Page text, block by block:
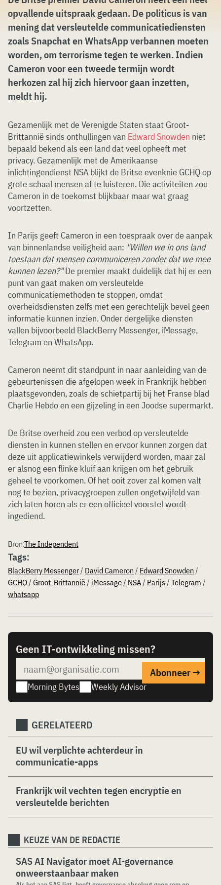
opvallende uitspraak gedaan. De politicus is van
mening dat versleutelde communicatiediensten
zoals Snapchat en WhatsApp verbannen moeten
worden, om terrorisme tegen te werken. Indien
Cameron voor een tweede termijn wordt
herkozen zal hij zich hiervoor gaan inzetten,
meldt hij.
Gezamenlijk met de Verenigde Staten staat Groot-
Brittannië sinds onthullingen van Edward Snowden niet
bepaald bekend als een land dat veel opheeft met
privacy. Gezamenlijk met de Amerikaanse
inlichtingendienst NSA blijkt de Britse evenknie GCHQ op
grote schaal mensen af te luisteren. Die activiteiten zou
Cameron in de toekomst blijkbaar maar wat graag
voortzetten.
In Parijs geeft Cameron in een toespraak over de aanpak
van binnenlandse veiligheid aan: "Willen we in ons land
toestaan dat mensen communiceren zonder dat we mee
kunnen lezen?"De premier maakt duidelijk dat hij er een
punt van gaat maken om versleutelde
communicatiemethoden te stoppen, omdat
overheidsdiensten zelfs met een gerechtelijk bevel geen
informatie kunnen inzien. Onder dergelijke diensten
vallen bijvoorbeeld BlackBerry Messenger, iMessage,
Telegram en WhatsApp.
Cameron neemt dit standpunt in naar aanleiding van de
gebeurtenissen die afgelopen week in Frankrijk hebben
plaatsgevonden, zoals de schietpartij bij het Franse blad
Charlie Hebdo en een gijzeling in een Joodse supermarkt.
De Britse overheid zou een verbod op versleutelde
diensten in kunnen stellen en ervoor kunnen zorgen dat
deze uit applicatiewinkels verwijderd worden, maar zal
er alsnog een flinke kluif aan krijgen om het gebruik
geheel te voorkomen. Of het ooit zover zal komen valt
nog te bezien, privacygroepen zullen ongetwijfeld van
zich laten horen als er een officieel voorstel wordt
ingediend.
Bron:The Independent
Tags:
BlackBerry Messenger/ David Cameron / Edward Snowden /
GCHQ/ Groot-Brittannië/ iMessage/ NSA/ Parijs/ Telegram /
whatsapp
Geen IT-ontwikkeling missen?
Morning Bytes Weekly Advisor
GERELATEERD
EU wil verplichte achterdeur in
communicatie-apps
Frankrijk wil vechten tegen encryptie en
versleutelde berichten
KEUZE VAN DE REDACTIE
SAS AI Navigator moet AI-governance
onweerstaanbaar maken